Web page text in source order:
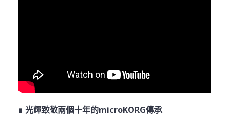
∎ 光輝致敬兩個十年的microKORG傳承